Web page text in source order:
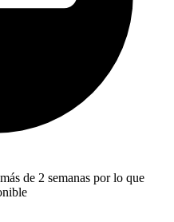
de 2 semanas por lo que